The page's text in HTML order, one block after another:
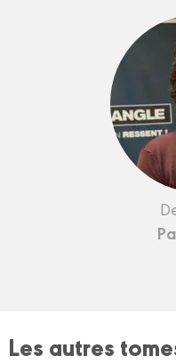
Les autres